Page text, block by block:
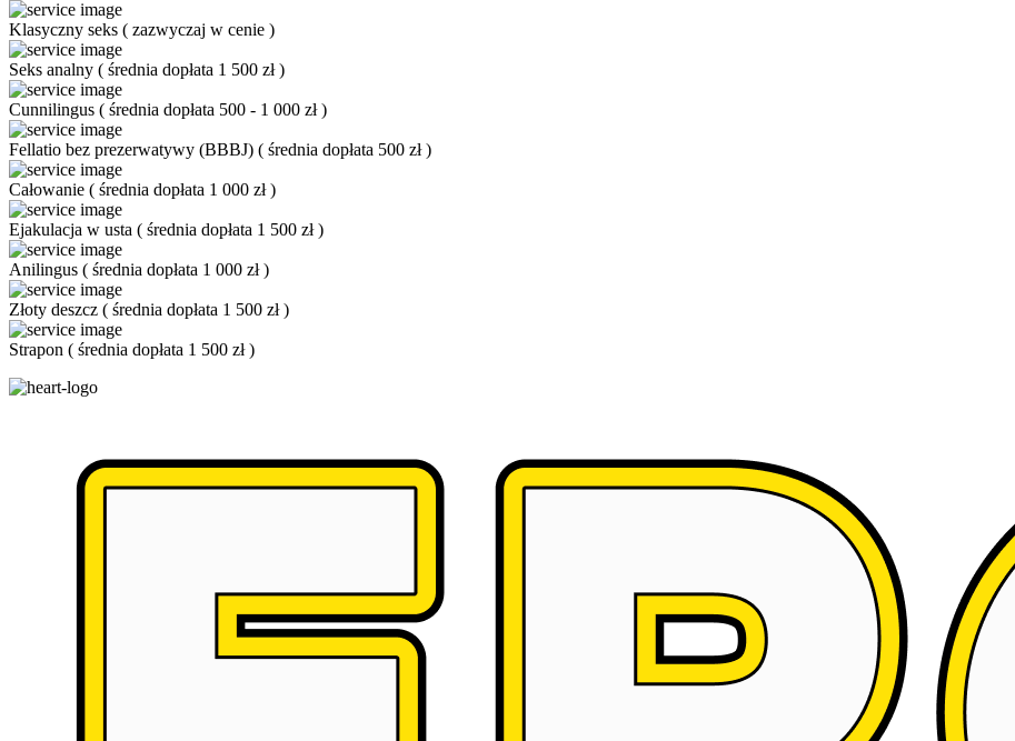
Klasyczny seks ( zazwyczaj w cenie )
Seks analny ( średnia dopłata 1 500 zł)
Cunnilingus ( średnia dopłata 500 - 1 000 zł)
Fellatio bez prezerwatywy (BBBJ) ( średnia dopłata 500 zł)
Całowanie ( średnia dopłata 1 000 zł)
Ejakulacja w usta ( średnia dopłata 1 500 zł)
Anilingus ( średnia dopłata 1 000 zł)
Złoty deszcz ( średnia dopłata 1 500 zł)
Strapon ( średnia dopłata 1 500 zł)